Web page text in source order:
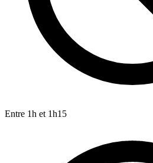
Entre 1h et 1h15